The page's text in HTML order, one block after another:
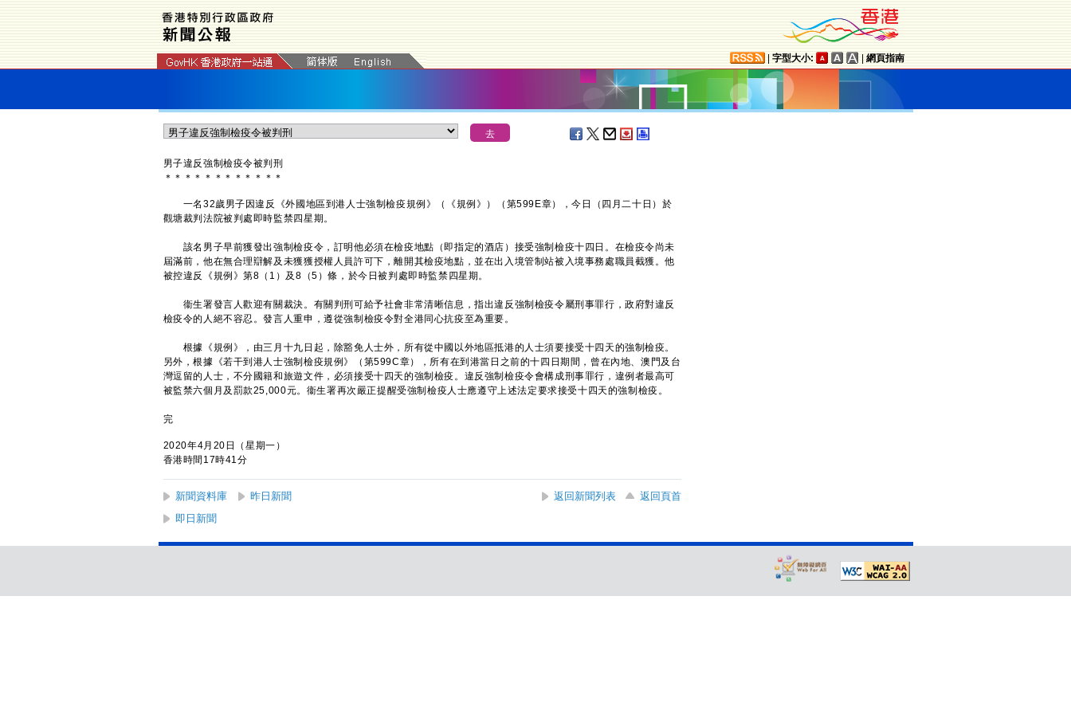
字型大小: 網頁指南
男子違反強制檢疫令被判刑
＊ ＊ ＊ ＊ ＊ ＊ ＊ ＊ ＊ ＊ ＊ ＊
一名32歲男子因違反《外國地區到港人士強制檢疫規例》（《規例》）（第599E章），今日（四月二十日）於
觀塘裁判法院被判處即時監禁四星期。
該名男子早前獲發出強制檢疫令，訂明他必須在檢疫地點（即指定的酒店）接受強制檢疫十四日。在檢疫令尚未
屆滿前，他在無合理辯解及未獲獲授權人員許可下，離開其檢疫地點，並在出入境管制站被入境事務處職員截獲。他
被控違反《規例》第8（1）及8（5）條，於今日被判處即時監禁四星期。
衞生署發言人歡迎有關裁決。有關判刑可給予社會非常清晰信息，指出違反強制檢疫令屬刑事罪行，政府對違反
檢疫令的人絕不容忍。發言人重申，遵從強制檢疫令對全港同心抗疫至為重要。
根據《規例》，由三月十九日起，除豁免人士外，所有從中國以外地區抵港的人士須要接受十四天的強制檢疫。
另外，根據《若干到港人士強制檢疫規例》（第599C章），所有在到港當日之前的十四日期間，曾在內地、澳門及台
灣逗留的人士，不分國籍和旅遊文件，必須接受十四天的強制檢疫。違反強制檢疫令會構成刑事罪行，違例者最高可
被監禁六個月及罰款25,000元。衞生署再次嚴正提醒受強制檢疫人士應遵守上述法定要求接受十四天的強制檢疫。
完
2020年4月20日（星期一）
香港時間17時41分
新聞資料庫 昨日新聞 返回新聞列表
返回頁首
即日新聞